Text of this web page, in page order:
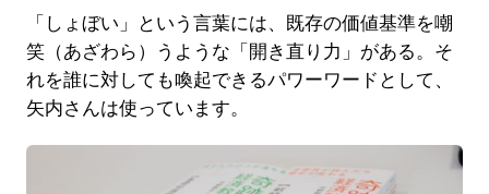
「しょぼい」という言葉には、既存の価値基準を嘲
笑（あざわら）うような「開き直り力」がある。そ
れを誰に対しても喚起できるパワーワードとして、
矢内さんは使っています。